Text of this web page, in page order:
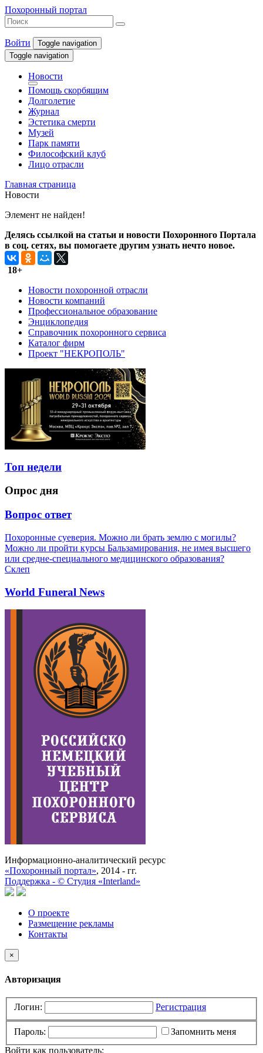
Похоронный портал
Войти
Toggle navigation
Toggle navigation
Новости
Помощь скорбящим
Долголетие
Журнал
Эстетика смерти
Музей
Парк памяти
Философский клуб
Лицо отрасли
Главная страница
Новости
Элемент не найден!
Делясь ссылкой на статьи и новости Похоронного Портала
в соц. сетях, вы помогаете другим узнать нечто новое.
18+
Новости похоронной отрасли
Новости компаний
Профессиональное образование
Энциклопедия
Справочник похоронного сервиса
Каталог фирм
Проект "НЕКРОПОЛЬ"
Топ недели
Опрос дня
Вопрос ответ
Похоронные суеверия. Можно ли брать землю с могилы?
Можно ли пройти курсы Бальзамирования, не имея высшего
или средне-специального медицинского образования?
Склеп
World Funeral News
Информационно-аналитический ресурс
«Похоронный портал», 2014 - гг.
Поддержка - © Cтудия «Interland»
О проекте
Размещение рекламы
Контакты
×
Авторизация
Логин: Регистрация
Пароль:
Запомнить меня
Войти как пользователь: